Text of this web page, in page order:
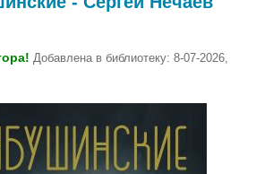
Добавлена в библиотеку: 8-07-2026,